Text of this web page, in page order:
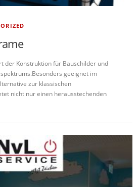
der Konstruktion für Bauschilder und
geeignet im
zur klassischen
nicht nur einen herausstechenden